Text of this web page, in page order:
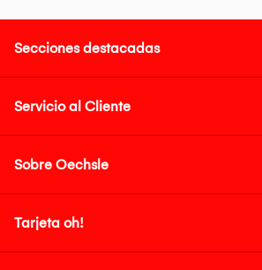
Secciones destacadas
Servicio al Cliente
Sobre Oechsle
Tarjeta oh!